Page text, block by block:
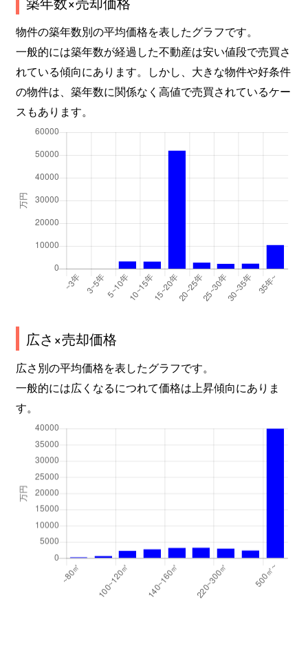
物件の築年数別の平均価格を表したグラフです。
一般的には築年数が経過した不動産は安い値段で売買さ
れている傾向にあります。しかし、大きな物件や好条件
の物件は、築年数に関係なく高値で売買されているケー
スもあります。
広さ×売却価格
広さ別の平均価格を表したグラフです。
一般的には広くなるにつれて価格は上昇傾向にありま
す。